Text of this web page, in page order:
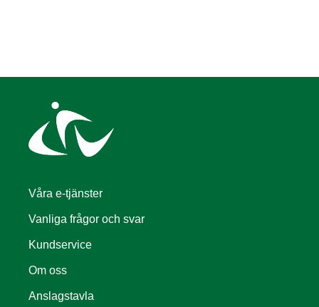
Våra e-tjänster
Vanliga frågor och svar
Kundservice
Om oss
Anslagstavla